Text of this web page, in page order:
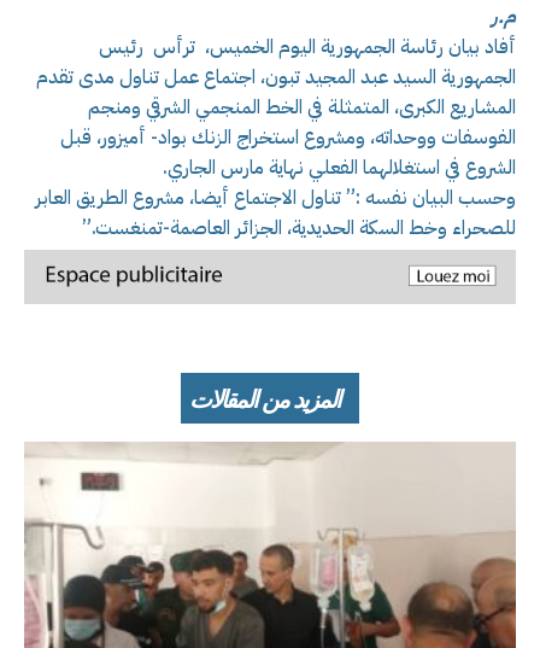
م.ر
أفاد بيان رئاسة الجمهورية اليوم الخميس، ترأس رئيس
الجمهورية السيد عبد المجيد تبون، اجتماع عمل تناول مدى تقدم
المشاريع الكبرى، المتمثلة في الخط المنجمي الشرقي ومنجم
الفوسفات ووحداته، ومشروع استخراج الزنك بواد- أميزور، قبل
الشروع في استغلالهما الفعلي نهاية مارس الجاري.
وحسب البيان نفسه :” تناول الاجتماع أيضا، مشروع الطريق العابر
للصحراء وخط السكة الحديدية، الجزائر العاصمة-تمنغست.”
المزيد من المقالات